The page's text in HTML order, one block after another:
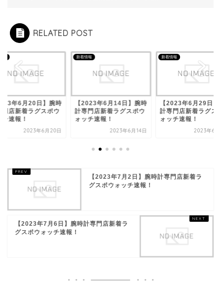
RELATED POST
年6月20日】腕時
門店新着ラグスポウ
チ速報！
2023年6月20日
新着情報
【2023年6月14日】腕時
計専門店新着ラグスポウ
ォッチ速報！
2023年6月14日
新着情報
【2023年6月29日
計専門店新着ラグス
ォッチ速報！
2023年6
【2023年7月2日】腕時計専門店新着ラ
グスポウォッチ速報！
【2023年7月6日】腕時計専門店新着ラ
グスポウォッチ速報！